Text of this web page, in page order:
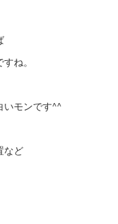
ね。
いモンです^^
など